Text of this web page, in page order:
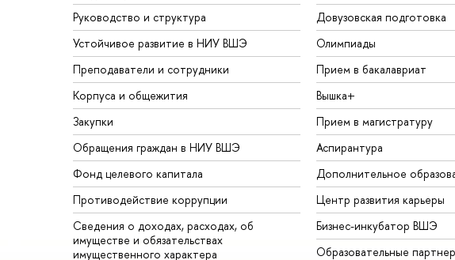
Руководство и структура
Устойчивое развитие в НИУ ВШЭ
Преподаватели и сотрудники
Корпуса и общежития
Закупки
Обращения граждан в НИУ ВШЭ
Фонд целевого капитала
Противодействие коррупции
Сведения о доходах, расходах, об
имуществе и обязательствах
имущественного характера
Довузовская подготовка
Олимпиады
Прием в бакалавриат
Вышка+
Прием в магистратуру
Аспирантура
Дополнительное
Центр развития карьеры
Бизнес-инкубатор ВШЭ
Образовательные